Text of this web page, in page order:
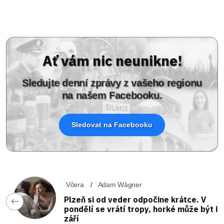
Ať vám nic neunikne!
Sledujte denní zprávy z vašeho regionu
na našem Facebooku.
Sledovat na Facebooku
Včera Adam Wágner
Plzeň si od veder odpočine krátce. V
pondělí se vrátí tropy, horké může být i
září